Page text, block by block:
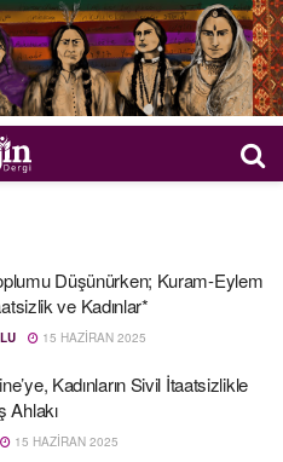
Düşünürken; Kuram-Eylem
ve Kadınlar*
15 HAZIRAN 2025
Kadınların Sivil İtaatsizlikle
Ahlakı
15 HAZIRAN 2025